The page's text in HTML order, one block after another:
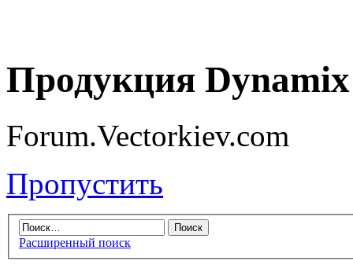
Продукция
Forum.Vectorkiev.com
Пропустить
Расширенный поиск